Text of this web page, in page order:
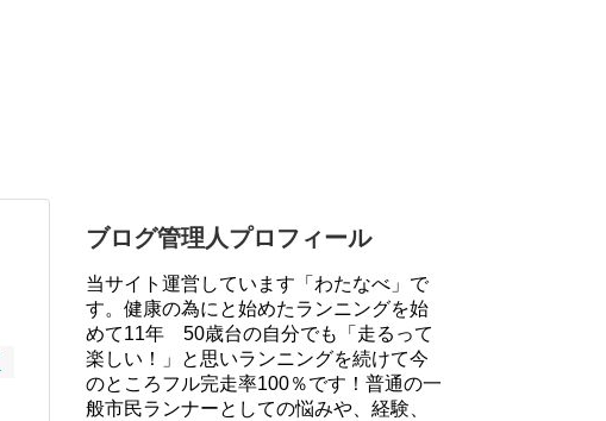
ブログ管理人プロフィール
当サイト運営しています「わたなべ」で
す。健康の為にと始めたランニングを始
めて11年 50歳台の自分でも「走るって
楽しい！」と思いランニングを続けて今
のところフル完走率100％です！普通の一
般市民ランナーとしての悩みや、経験、